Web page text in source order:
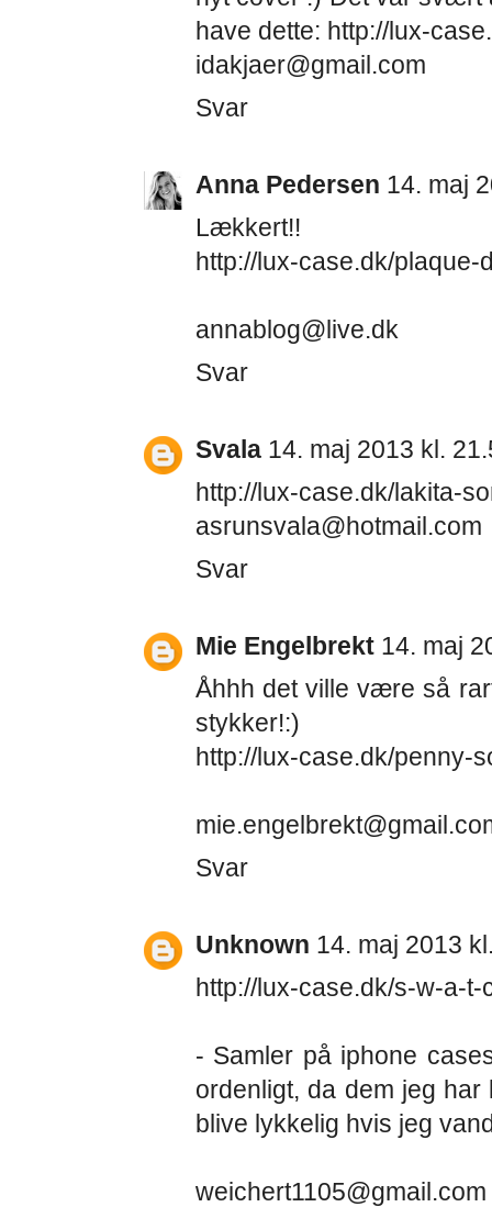
have dette: http://lux-
idakjaer@gmail.com
Svar
Anna Pedersen 14. maj
Lækkert!!
http://lux-case.dk/
annablog@live.dk
Svar
Svala 14. maj 2013 kl.
http://lux-case.dk/lakita-
asrunsvala@hotmail.com
Svar
Mie Engelbrekt 14. maj
Åhhh det ville være så
stykker!:)
http://lux-case.dk/penny-
Svar
Unknown 14. maj 2013
http://lux-case.dk/s-w-a-
- Samler på iphone
ordenligt, da dem jeg
blive lykkelig hvis jeg
weichert1105@gmail.com